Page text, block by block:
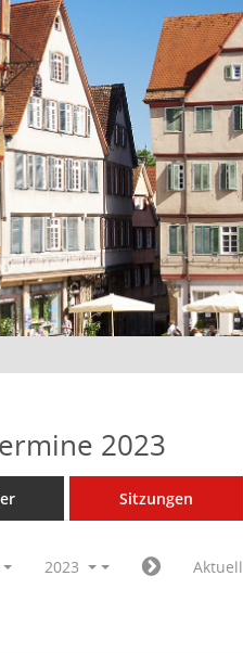
2023
Sitzungen
2023 Aktuell